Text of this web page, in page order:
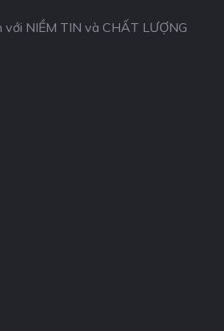
NIỀM TIN và CHẤT LƯỢNG